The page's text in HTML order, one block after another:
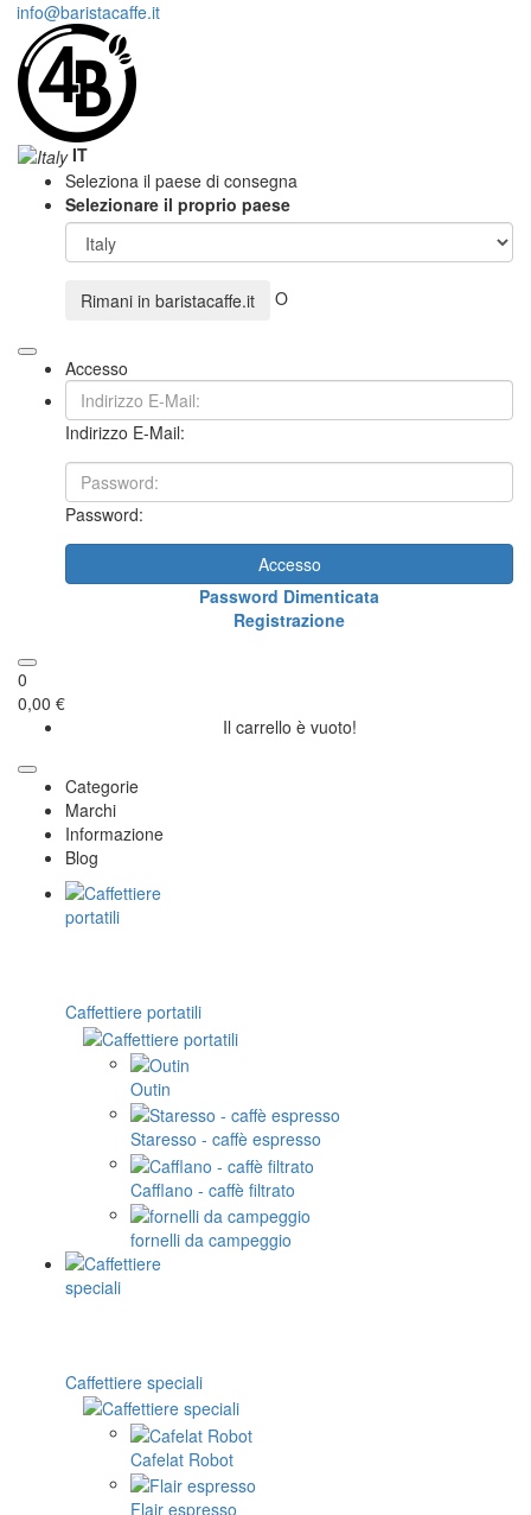
info@baristacaffe.it
IT
Seleziona il paese di consegna
Selezionare il proprio paese
Rimani in baristacaffe.it O
Accesso
Indirizzo E-Mail:
Password:
Accesso
Password Dimenticata
Registrazione
0
0,00 €
Il carrello è vuoto!
Categorie
Marchi
Informazione
Blog
Caffettiere portatili
Outin
Staresso - caffè espresso
Cafflano - caffè filtrato
fornelli da campeggio
Caffettiere speciali
Cafelat Robot
Flair espresso